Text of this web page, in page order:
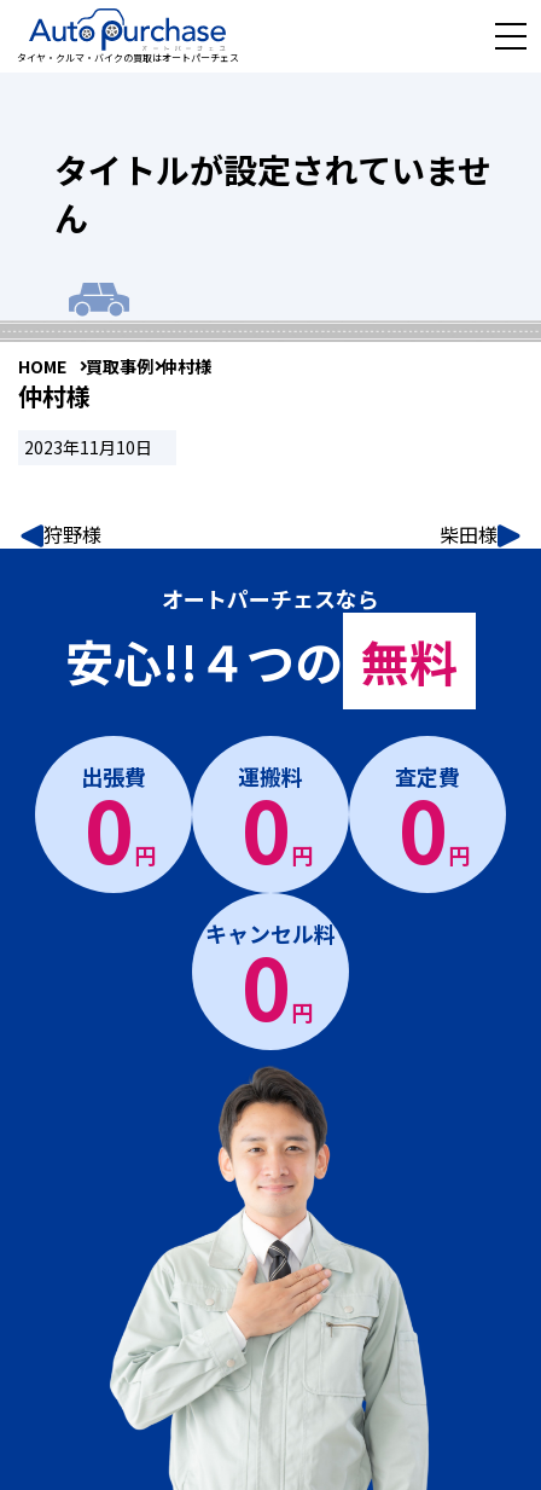
タイヤ・クルマ・バイクの買取はオートパーチェス
タイトルが設定されていませ
ん
HOME 買取事例 仲村様
仲村様
2023年11月10日
狩野様 柴田様
オートパーチェスなら
安心!!４つの 無料
出張費
0円
運搬料
0円
査定費
0円
キャンセル料
0円